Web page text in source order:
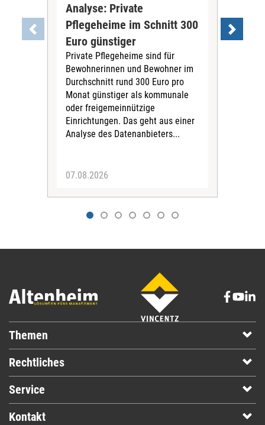
Analyse: Private
Pflegeheime im Schnitt 300
Euro günstiger
Private Pflegeheime sind für
Bewohnerinnen und Bewohner im
Durchschnitt rund 300 Euro pro
Monat günstiger als kommunale
oder freigemeinnützige
Einrichtungen. Das geht aus einer
Analyse des Datenanbieters...
07.08.2026
Themen
Rechtliches
Service
Kontakt